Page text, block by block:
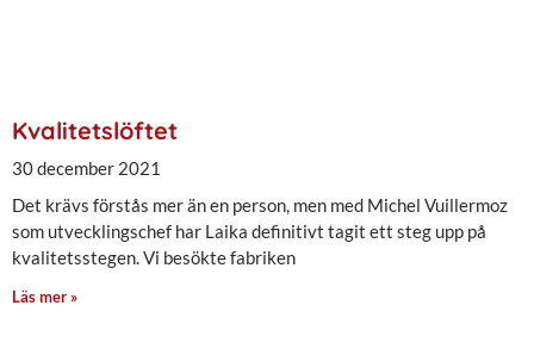
Kvalitetslöftet
30 december 2021
Det krävs förstås mer än en person, men med Michel Vuillermoz
som utvecklingschef har Laika definitivt tagit ett steg upp på
kvalitetsstegen. Vi besökte fabriken
Läs mer »